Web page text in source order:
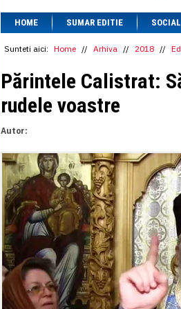
HOME SUMAR EDITIE SOCIAL
Sunteti aici: Home // Arhiva // 2018 //
Părintele Calistrat:
rudele voastre
Autor: